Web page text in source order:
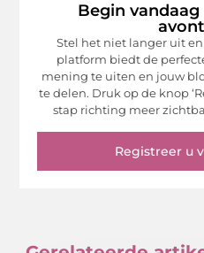
Begin
Stel het niet langer uit
platform biedt de
mening te uiten en jouw
te delen. Druk op de knop
stap richting meer
Registreer u